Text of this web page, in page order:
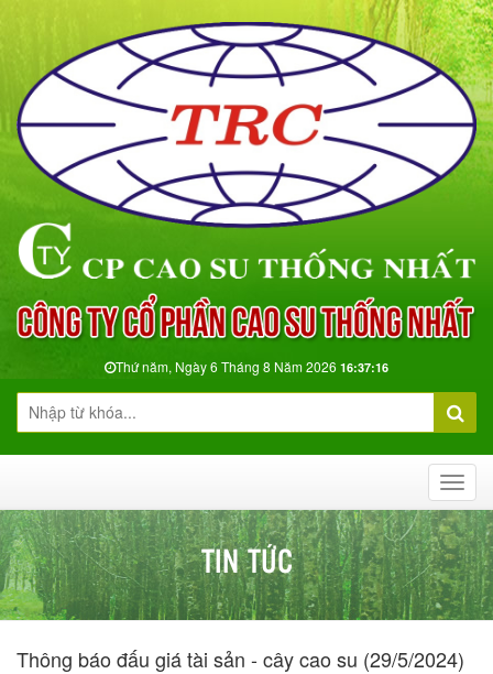
Thứ năm, Ngày 6 Tháng 8 Năm 2026 16:37:17
TIN TỨC
Thông báo đấu giá tài sản - cây cao su (29/5/2024)